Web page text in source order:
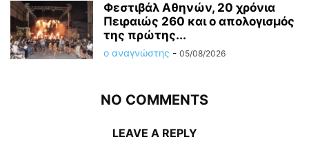
Φεστιβάλ Αθηνών, 20 χρόνια
Πειραιώς 260 και ο απολογισμός
της πρώτης...
ο αναγνώστης - 05/08/2026
NO COMMENTS
LEAVE A REPLY